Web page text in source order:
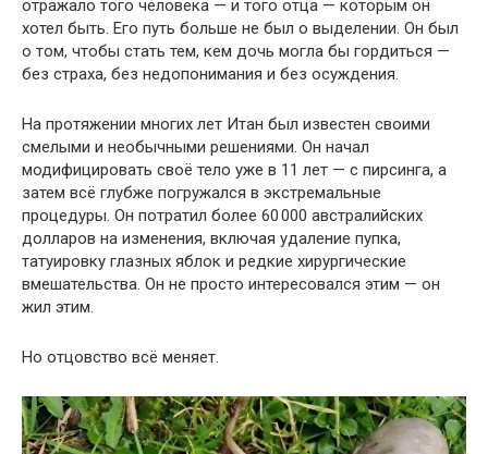
отражало того человека — и того отца — которым он
хотел быть. Его путь больше не был о выделении. Он был
о том, чтобы стать тем, кем дочь могла бы гордиться —
без страха, без недопонимания и без осуждения.
На протяжении многих лет Итан был известен своими
смелыми и необычными решениями. Он начал
модифицировать своё тело уже в 11 лет — с пирсинга, а
затем всё глубже погружался в экстремальные
процедуры. Он потратил более 60 000 австралийских
долларов на изменения, включая удаление пупка,
татуировку глазных яблок и редкие хирургические
вмешательства. Он не просто интересовался этим — он
жил этим.
Но отцовство всё меняет.